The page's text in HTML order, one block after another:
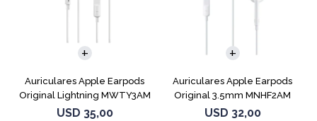
Auriculares Apple Earpods
Original Lightning MWTY3AM
USD 35,00
Auriculares Apple Earpods
Original 3.5mm MNHF2AM
USD 32,00